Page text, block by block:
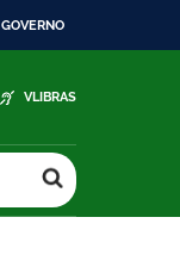
VLIBRAS